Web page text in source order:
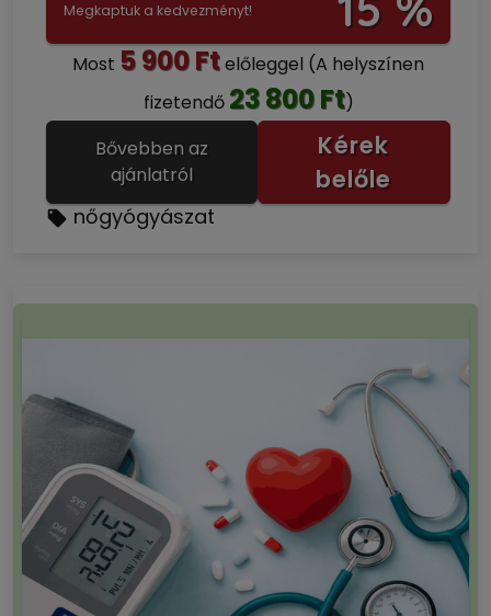
Megkaptuk a kedvezményt!
Most 5 900 Ftelőleggel (A helyszínen
fizetendő 23 800 Ft)
Bővebben az
ajánlatról
Kérek
belőle
nőgyógyászat